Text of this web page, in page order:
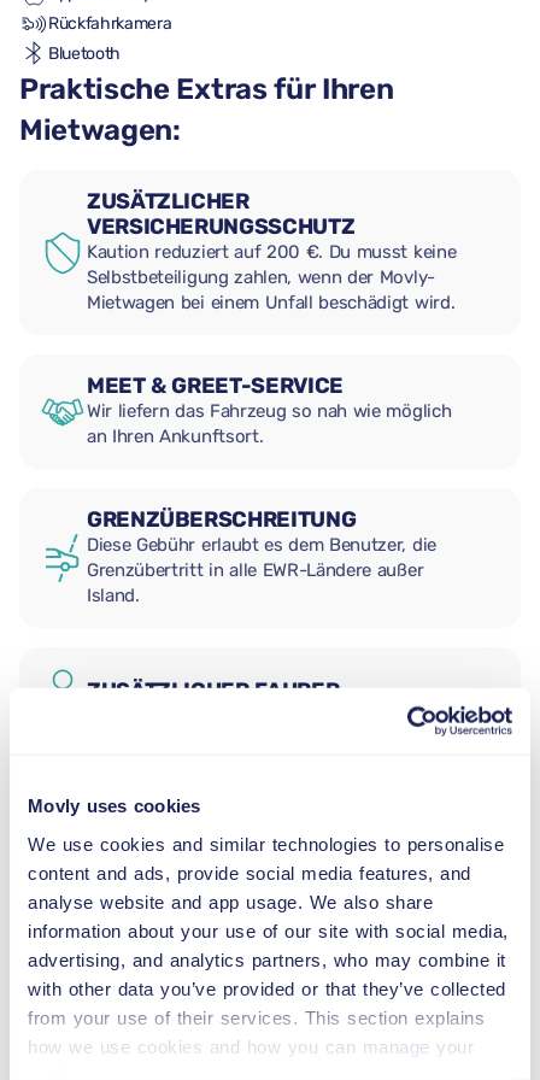
Movly uses cookies
We use cookies and similar technologies to personalise
content and ads, provide social media features, and
analyse website and app usage. We also share
information about your use of our site with social media,
advertising, and analytics partners, who may combine it
with other data you’ve provided or that they’ve collected
from your use of their services. This section explains
how we use cookies and how you can manage your
Rückfahrkamera
Bluetooth
Praktische Extras für Ihren
Mietwagen:
ZUSÄTZLICHER
VERSICHERUNGSSCHUTZ
Kaution reduziert auf 200 €. Du musst keine
Selbstbeteiligung zahlen, wenn der Movly-
Mietwagen bei einem Unfall beschädigt wird.
MEET & GREET-SERVICE
Wir liefern das Fahrzeug so nah wie möglich
an Ihren Ankunftsort.
GRENZÜBERSCHREITUNG
Diese Gebühr erlaubt es dem Benutzer, die
Grenzübertritt in alle EWR-Ländere außer
Island.
ZUSÄTZLICHER FAHRER
2,5–13 kg
KLEINKINDSITZ
KINDERSITZERHÖHUNG
15–36 kg